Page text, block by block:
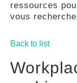
COMMUNAUTÉ
ressources
vous
Back to list